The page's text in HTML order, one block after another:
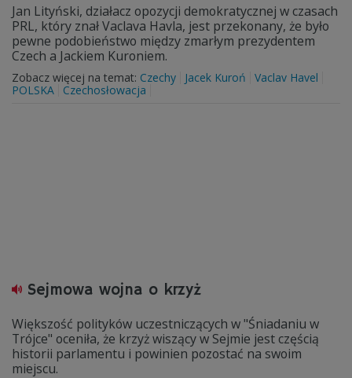
Jan Lityński, działacz opozycji demokratycznej w czasach
PRL, który znał Vaclava Havla, jest przekonany, że było
pewne podobieństwo między zmarłym prezydentem
Czech a Jackiem Kuroniem.
Zobacz więcej na temat: Czechy Jacek Kuroń
Vaclav Havel
POLSKA
Czechosłowacja
Sejmowa wojna o krzyż
Większość polityków uczestniczących w "Śniadaniu w
Trójce" oceniła, że krzyż wiszący w Sejmie jest częścią
historii parlamentu i powinien pozostać na swoim
miejscu.